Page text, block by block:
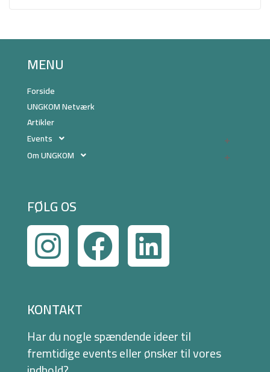
MENU
Forside
UNGKOM Netværk
Artikler
Events
Om UNGKOM
FØLG OS
KONTAKT
Har du nogle spændende ideer til
fremtidige events eller ønsker til vores